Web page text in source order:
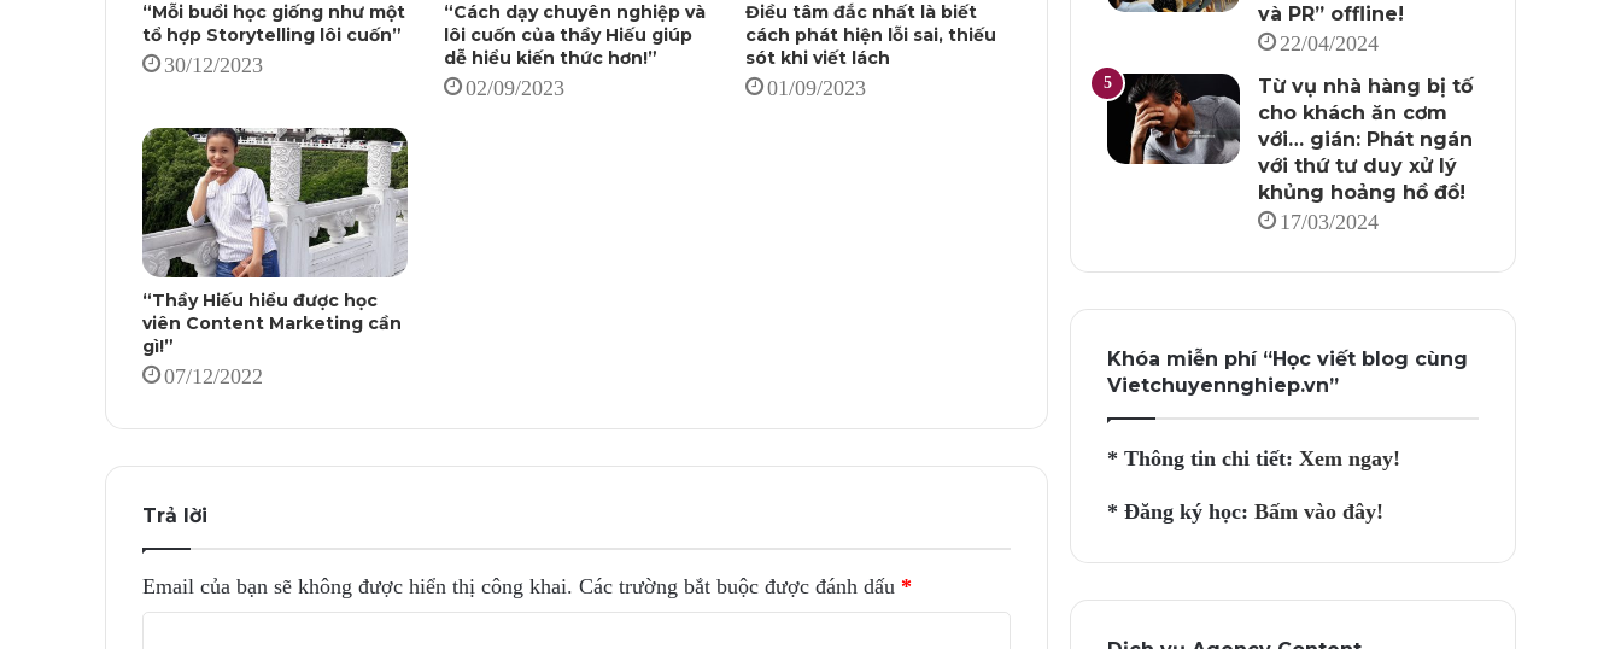
“Mỗi buổi học giống như một
tổ hợp Storytelling lôi cuốn”
30/12/2023
“Cách dạy chuyên nghiệp và
lôi cuốn của thầy Hiếu giúp
dễ hiểu kiến thức hơn!”
02/09/2023
Điều tâm đắc nhất là biết
cách phát hiện lỗi sai, thiếu
sót khi viết lách
01/09/2023
“Thầy Hiếu hiểu được học
viên Content Marketing cần
gì!”
07/12/2022
Trả lời
Email của bạn sẽ không được hiển thị công khai. Các trường bắt buộc được đánh dấu *
và PR” offline!
22/04/2024
Từ vụ nhà hàng bị tố
cho khách ăn cơm
với… gián: Phát ngán
với thứ tư duy xử lý
khủng hoảng hồ đồ!
17/03/2024
Khóa miễn phí “Học viết blog cùng
Vietchuyennghiep.vn”
* Thông tin chi tiết:Xem ngay!
* Đăng ký học:Bấm vào đây!